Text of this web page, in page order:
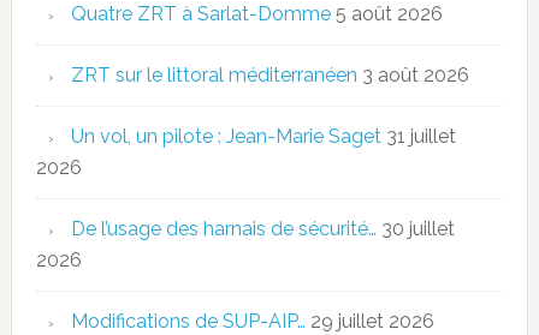
Quatre ZRT à Sarlat-Domme 5 août 2026
ZRT sur le littoral méditerranéen 3 août 2026
Un vol, un pilote : Jean-Marie Saget 31 juillet
2026
De l’usage des harnais de sécurité… 30 juillet
2026
Modifications de SUP-AIP… 29 juillet 2026